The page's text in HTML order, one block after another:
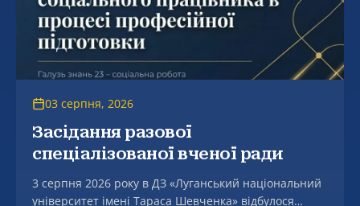
03 серпня, 2026
Засідання разової
спеціалізованої вченої ради
3 серпня 2026 року в ДЗ «Луганський національний
університет імені Тараса Шевченка» відбулося